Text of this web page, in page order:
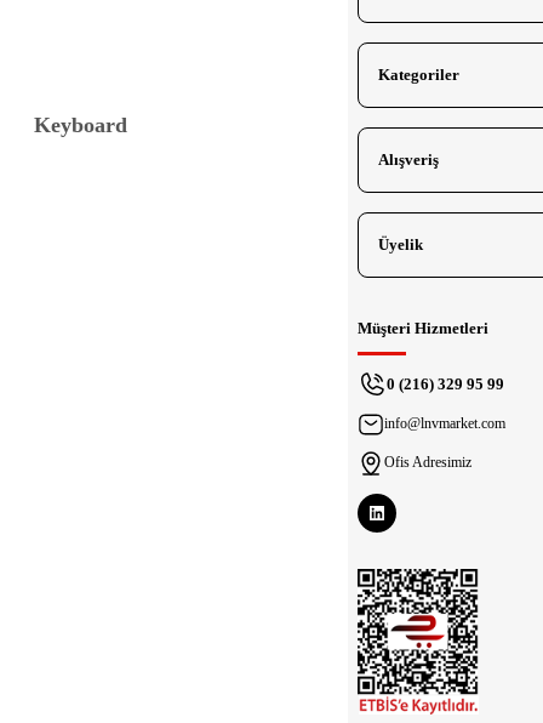
Keyboard
Kategoriler
Alışveriş
Üyelik
Müşteri Hizmetleri
0 (216) 329 95 99
info@lnvmarket.com
Ofis Adresimiz